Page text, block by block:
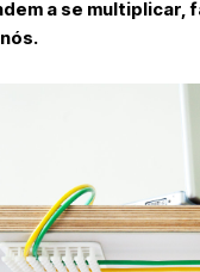
a se multiplicar,